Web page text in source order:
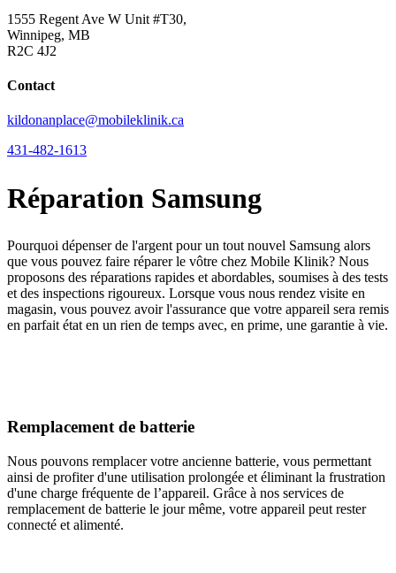
1555 Regent Ave W Unit #T30,
Winnipeg, MB
R2C 4J2
Contact
kildonanplace@mobileklinik.ca
431-482-1613
Réparation Samsung
Pourquoi dépenser de l'argent pour un tout nouvel Samsung alors
que vous pouvez faire réparer le vôtre chez Mobile Klinik? Nous
proposons des réparations rapides et abordables, soumises à des tests
et des inspections rigoureux. Lorsque vous nous rendez visite en
magasin, vous pouvez avoir l'assurance que votre appareil sera remis
en parfait état en un rien de temps avec, en prime, une garantie à vie.
Remplacement de batterie
Nous pouvons remplacer votre ancienne batterie, vous permettant
ainsi de profiter d'une utilisation prolongée et éliminant la frustration
d'une charge fréquente de l’appareil. Grâce à nos services de
remplacement de batterie le jour même, votre appareil peut rester
connecté et alimenté.